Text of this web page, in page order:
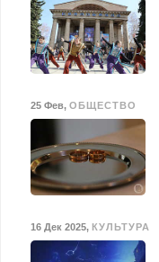
25 Фев, ОБЩЕСТВО
16 Дек 2025, КУЛЬТУРА